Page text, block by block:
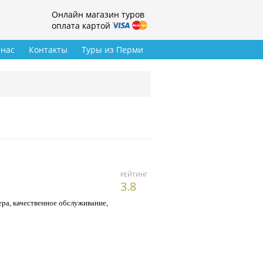
Онлайн магазин туров
оплата картой
Туры из Перми
Контакты
РЕЙТИНГ
3.8
качественное обслуживание,